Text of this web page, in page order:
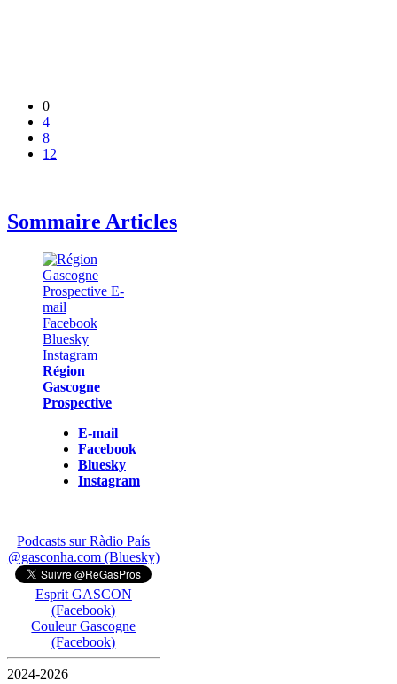
0
4
8
12
Sommaire Articles
Région
Gascogne
Prospective
E-mail
Facebook
Bluesky
Instagram
Podcasts sur Ràdio País
@gasconha.com (Bluesky)
Esprit GASCON
(Facebook)
Couleur Gascogne
(Facebook)
2024-2026